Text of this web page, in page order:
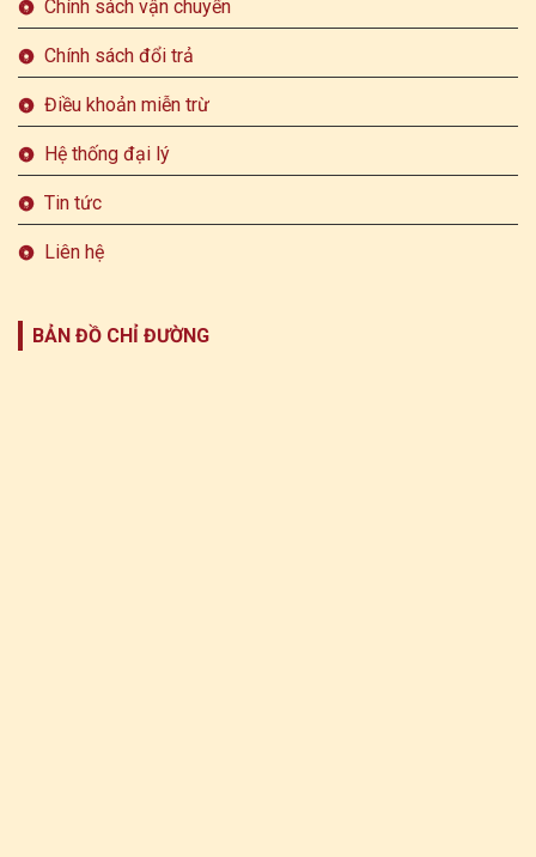
Chính sách vận chuyển
Chính sách đổi trả
Điều khoản miễn trừ
Hệ thống đại lý
Tin tức
Liên hệ
BẢN ĐỒ CHỈ ĐƯỜNG